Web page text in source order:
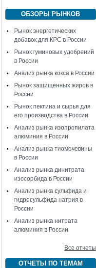
ОБЗОРЫ РЫНКОВ
Рынок энергетических
добавок для КРС в России
Рынок гуминовых удобрений
в России
Анализ рынка кокса в России
Рынок защищенных жиров в
России
Рынок пектина и сырья для
его производства в России
Анализ рынка изопропилата
алюминия в России
Анализ рынка тиомочевины
в России
Анализ рынка динитрата
изосорбида в России
Анализ рынка сульфида и
гидросульфида натрия в
России
Анализ рынка нитрата
алюминия в России
Все отчеты
ОТЧЕТЫ ПО ТЕМАМ